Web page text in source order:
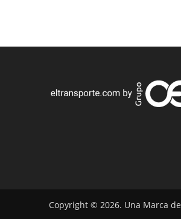
Copyright © 2026. Una Marca de